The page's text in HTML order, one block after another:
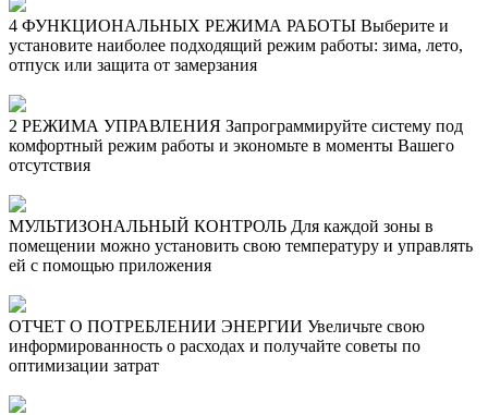
4 ФУНКЦИОНАЛЬНЫХ РЕЖИМА РАБОТЫ Выберите и
установите наиболее подходящий режим работы: зима, лето,
отпуск или защита от замерзания
2 РЕЖИМА УПРАВЛЕНИЯ Запрограммируйте систему под
комфортный режим работы и экономьте в моменты Вашего
отсутствия
МУЛЬТИЗОНАЛЬНЫЙ КОНТРОЛЬ Для каждой зоны в
помещении можно установить свою температуру и управлять
ей с помощью приложения
ОТЧЕТ О ПОТРЕБЛЕНИИ ЭНЕРГИИ Увеличьте свою
информированность о расходах и получайте советы по
оптимизации затрат